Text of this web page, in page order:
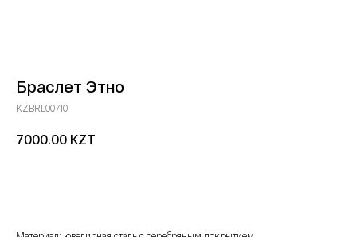
Браслет Этно
KZBRL00710
7000.00 KZT